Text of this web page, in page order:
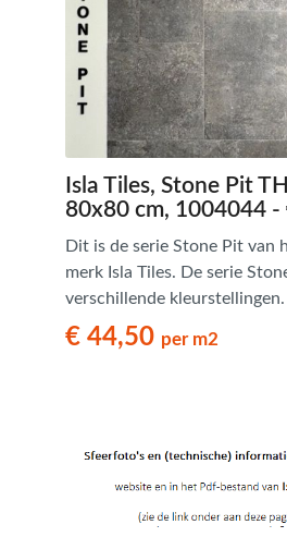
Isla Tiles, Stone Pit
80x80 cm, 1004044 -
m2
Dit is de serie Stone Pit van
merk Isla Tiles. De serie
verschillende kleurstellingen.
natuursteenlook tegels
verouderde uitstraling en zijn
€ 44,50 per m2